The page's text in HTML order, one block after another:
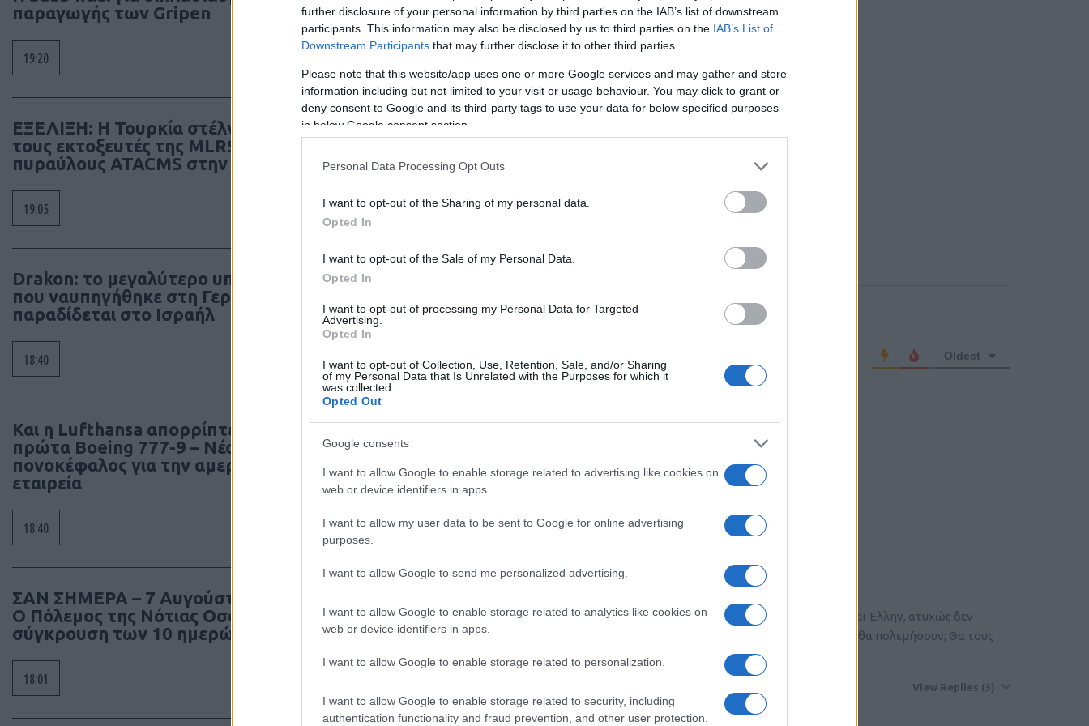
further disclosure of your personal information by third parties on the IAB’s list of downstream
participants. This information may also be disclosed by us to third parties on the IAB’s List of
Downstream Participants that may further disclose it to other third parties.
Please note that this website/app uses one or more Google services and may gather and store
information including but not limited to your visit or usage behaviour. You may click to grant or
deny consent to Google and its third-party tags to use your data for below specified purposes
in below Google consent section.
Personal Data Processing Opt Outs
I want to opt-out of the Sharing of my personal data.
Opted In
I want to opt-out of the Sale of my Personal Data.
Opted In
I want to opt-out of processing my Personal Data for Targeted
Advertising.
Opted In
I want to opt-out of Collection, Use, Retention, Sale, and/or Sharing
of my Personal Data that Is Unrelated with the Purposes for which it
was collected.
Opted Out
Google consents
I want to allow Google to enable storage related to advertising like cookies on
web or device identifiers in apps.
I want to allow my user data to be sent to Google for online advertising
purposes.
I want to allow Google to send me personalized advertising.
I want to allow Google to enable storage related to analytics like cookies on
web or device identifiers in apps.
I want to allow Google to enable storage related to personalization.
I want to allow Google to enable storage related to security, including
authentication functionality and fraud prevention, and other user protection.
παραγωγής των Gripen
19:20
ΕΞΕΛΙΞΗ: H Τουρκία στέλνει όλους
τους εκτοξευτές της MLRS και τους
πυραύλους ATACMS στην Ουκρανία
19:05
Drakon: το μεγαλύτερο υποβρύχιο
που ναυπηγήθηκε στη Γερμανία
παραδίδεται στο Ισραήλ
18:40
Και η Lufthansa απορρίπτει τα
πρώτα Boeing 777-9 – Νέος
πονοκέφαλος για την αμερικανική
εταιρεία
18:40
ΣΑΝ ΣΗΜΕΡΑ – 7 Αυγούστου 2008:
Ο Πόλεμος της Νότιας Οσσετίας, η
σύγκρουση των 10 ημερών
18:01
Please login to comment
Oldest
Τίμια επιλογή, μαζί με το αδελφό Μ10 για αντικατάσταση των ΒΜΡ3 και ΑΜΧ30
Nikolaos(@nikolaos)
Μία και μόνη χώρα θεωρεί το πεζικό της αναλώσιμο. Ντρέπομαι ειλικρινά που είμαι Έλλην, ατυχώς δεν
ανήκω καν στην εφεδρεία πλέον, με τι πρόσωπο θα αντικρύσω τα παιδιά μας που θα πολεμήσουν; Θα τους
πω ότι για όλα περίσσεψαν χρήματα, αλλά όχι για τη ζωή τους;
View Replies (3)